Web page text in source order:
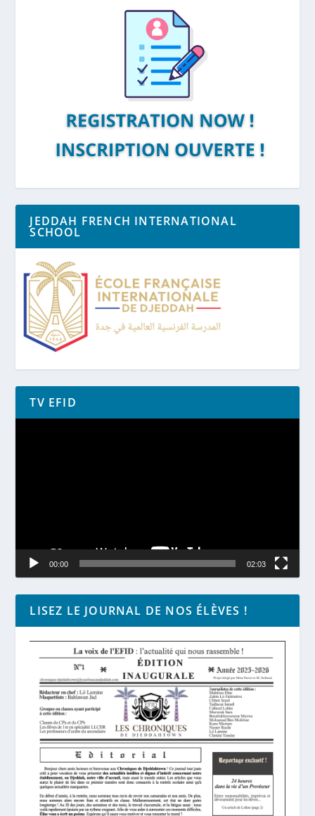
JEDDAH FRENCH INTERNATIONAL
SCHOOL
TV EFID
Lecteur
00:00 02:03
LISEZ LE JOURNAL DE NOS ÉLÈVES !